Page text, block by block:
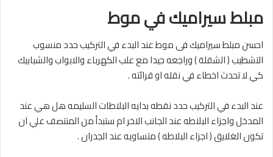
مبلط سيراميك في موط
احسن مبلط سيراميك فى موط عند البدء في التركيب حدد منسوب
التشطيب ( الشقلة ) وراجعه جيدا مع علب الكهرباء والابواب والشبابيك
كي لا تحدث اخطاء في نقله او قرائته .
عند البدء في التركيب حدد نقطه بدايه البلاطات السليمه هل هي عند
المدخل واجزاء البلاطه عند الجانب الاخر ام ستبدأ من المنتصف علي ان
تكون الغلايق ( اجزاء البلاطه ) متساويه عند الجدران .